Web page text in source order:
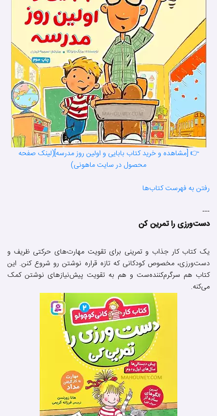
👉 [مشاهده و خرید کتاب بابایی و اولین روز مدرسه](لینک صفحه
محصول در سایت ماهونی)
رفتن به فهرست کتاب‌ها
---
دست‌ورزی را تمرین کن
یک کتاب کار جذاب و تمرینی برای تقویت مهارت‌های حرکتی ظریف و
دست‌ورزی، مخصوص کودکانی که تازه قراره نوشتن رو شروع کنن. این
کتاب هم سرگرم‌کننده‌ست و هم به تقویت پیش‌نیازهای نوشتن کمک
می‌کنه.